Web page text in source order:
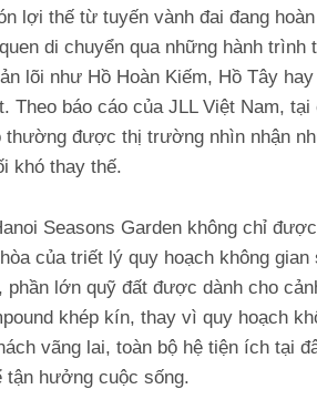
lợi thế từ tuyến vành đai đang
di chuyển qua những hành
lõi như Hồ Hoàn Kiếm, Hồ Tây
Theo báo cáo của JLL Việt Nam,
thường được thị trường nhìn nhận
khó thay thế.
Seasons Garden không chỉ
của triết lý quy hoạch không
lớn quỹ đất được dành cho
khép kín, thay vì quy hoạch
vãng lai, toàn bộ hệ tiện ích tại
hưởng cuộc sống.